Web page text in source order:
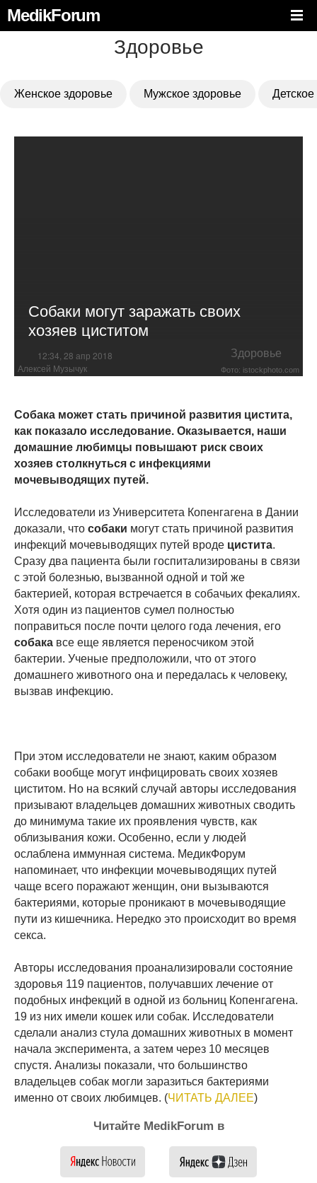
MedikForum
Здоровье
Женское здоровье Мужское здоровье
Собаки могут заражать своих
хозяев циститом
12:34, 28 апр 2018 Здоровье
Алексей Музычук Фото: istockphoto.com
Собака может стать причиной развития цистита,
как показало исследование. Оказывается, наши
домашние любимцы повышают риск своих
хозяев столкнуться с инфекциями
мочевыводящих путей.
Исследователи из Университета Копенгагена в Дании
доказали, что собаки могут стать причиной развития
инфекций мочевыводящих путей вроде цистита.
Сразу два пациента были госпитализированы в связи
с этой болезнью, вызванной одной и той же
бактерией, которая встречается в собачьих фекалиях.
Хотя один из пациентов сумел полностью
поправиться после почти целого года лечения, его
собака все еще является переносчиком этой
бактерии. Ученые предположили, что от этого
домашнего животного она и передалась к человеку,
вызвав инфекцию.
При этом исследователи не знают, каким образом
собаки вообще могут инфицировать своих хозяев
циститом. Но на всякий случай авторы исследования
призывают владельцев домашних животных сводить
до минимума такие их проявления чувств, как
облизывания кожи. Особенно, если у людей
ослаблена иммунная система. МедикФорум
напоминает, что инфекции мочевыводящих путей
чаще всего поражают женщин, они вызываются
бактериями, которые проникают в мочевыводящие
пути из кишечника. Нередко это происходит во время
секса.
Авторы исследования проанализировали состояние
здоровья 119 пациентов, получавших лечение от
подобных инфекций в одной из больниц Копенгагена.
19 из них имели кошек или собак. Исследователи
сделали анализ стула домашних животных в момент
начала эксперимента, а затем через 10 месяцев
спустя. Анализы показали, что большинство
владельцев собак могли заразиться бактериями
именно от своих любимцев. (ЧИТАТЬ ДАЛЕЕ)
Читайте MedikForum в